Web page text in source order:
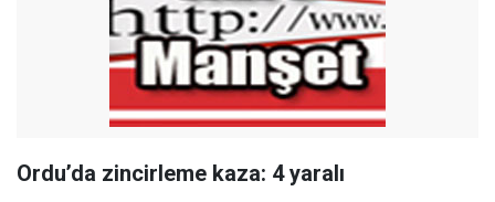
Ordu’da zincirleme kaza: 4 yaralı